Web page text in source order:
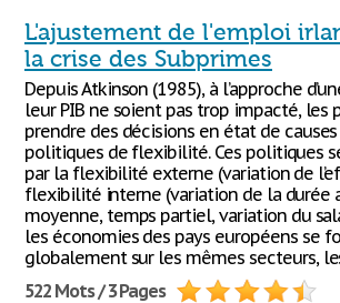
L'ajustement de l'emploi
la crise des Subprimes
Depuis Atkinson (1985), à l’approche
leur PIB ne soient pas trop impacté, les
prendre des décisions en état de
politiques de flexibilité. Ces politiques
par la flexibilité externe (variation de
flexibilité interne (variation de la durée
moyenne, temps partiel, variation du
les économies des pays européens se
globalement sur les mêmes secteurs,
522 Mots / 3 Pages